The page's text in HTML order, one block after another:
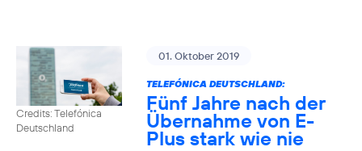
Credits: Telefónica
Deutschland
01. Oktober 2019
TELEFÓNICA DEUTSCHLAND:
Fünf Jahre nach der
Übernahme von E-
Plus stark wie nie